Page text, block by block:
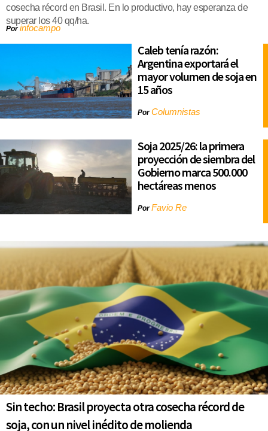
cosecha récord en Brasil. En lo productivo, hay esperanza de
superar los 40 qq/ha.
Porinfocampo
Caleb tenía razón:
Argentina exportará el
mayor volumen de soja en
15 años
PorColumnistas
Soja 2025/26: la primera
proyección de siembra del
Gobierno marca 500.000
hectáreas menos
PorFavio Re
Sin techo: Brasil proyecta otra cosecha récord de
soja, con un nivel inédito de molienda